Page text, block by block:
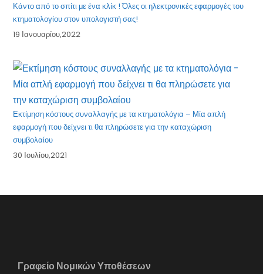
Κάντο από το σπίτι με ένα κλίκ ! Όλες οι ηλεκτρονικές εφαρμογές του
κτηματολογίου στον υπολογιστή σας!
19 Ιανουαρίου,2022
Εκτίμηση κόστους συναλλαγής με τα κτηματολόγια – Μία απλή
εφαρμογή που δείχνει τι θα πληρώσετε για την καταχώριση
συμβολαίου
30 Ιουλίου,2021
Γραφείο Νομικών Υποθέσεων